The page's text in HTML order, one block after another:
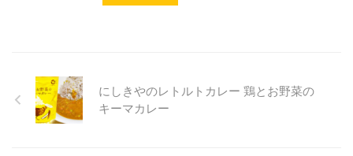
にしきやのレトルトカレー 鶏とお野菜の
キーマカレー